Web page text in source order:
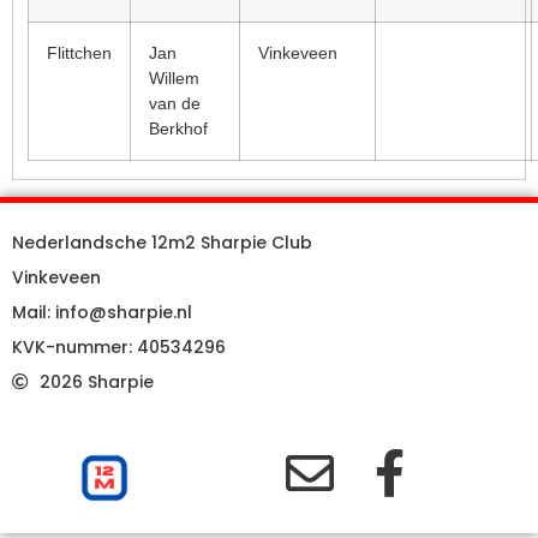
Flittchen
Jan
Willem
van de
Berkhof
Vinkeveen
Nederlandsche 12m2 Sharpie Club
Vinkeveen
Mail: info@sharpie.nl
KVK-nummer: 40534296
2026 Sharpie